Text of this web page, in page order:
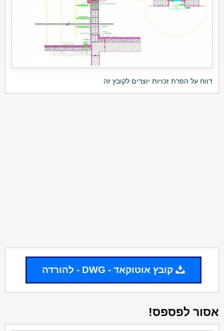
דווח על הפרת זכויות יוצרים לקובץ זה
קובץ אוטוקאד - DWG - להורדה
אסור לפספס!